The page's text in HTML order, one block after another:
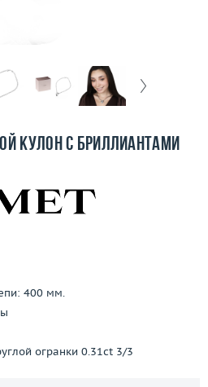
кулон с бриллиантами
400 мм.
огранки 0.31ct 3/3